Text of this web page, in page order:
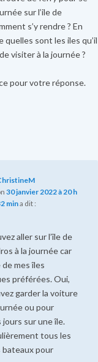
sur l’ile de
s’y rendre ? En
sont les iles qu’il
visiter à la journée ?
pour votre réponse.
30 janvier 2022 à 20 h
mina dit :
aller sur l’île de
à la journée car
de mes îles
préférées. Oui,
garder la voiture
ou pour
jours sur une île.
tous les
bateaux pour